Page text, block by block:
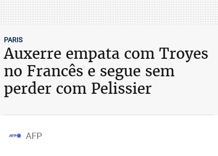
PARIS
Auxerre empata com Troyes
no Francês e segue sem
perder com Pelissier
AFP